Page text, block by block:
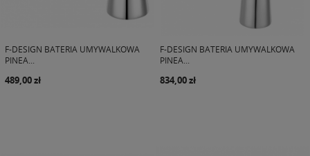
F-DESIGN BATERIA UMYWALKOWA
PINEA...
489,00 zł
F-DESIGN BATERIA UMYWALKOWA
PINEA...
834,00 zł